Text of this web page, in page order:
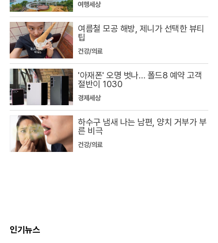
여행세상
여름철 모공 해방, 제니가 선택한 뷰티
팁
건강/의료
'아재폰' 오명 벗나… 폴드8 예약 고객
절반이 1030
경제세상
하수구 냄새 나는 남편, 양치 거부가 부
른 비극
건강/의료
인기뉴스